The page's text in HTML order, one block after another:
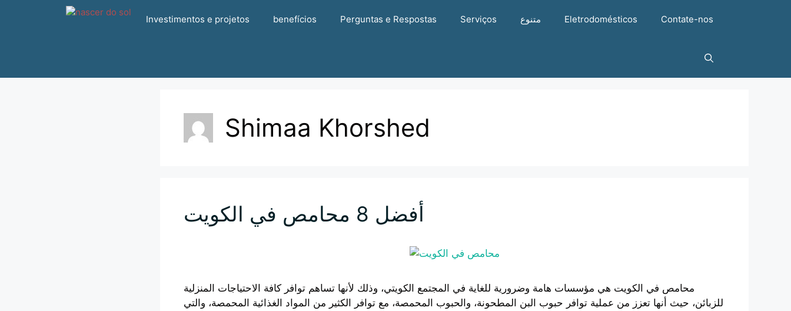
Investimentos e projetos benefícios Perguntas e Respostas Serviços متنوع Eletrodomésticos Contate-nos
Shimaa Khorshed
أفضل 8 محامص في الكويت
محامص في الكويت هي مؤسسات هامة وضرورية للغاية في المجتمع الكويتي، وذلك لأنها تساهم توافر كافة الاحتياجات المنزلية
للزبائن، حيث أنها تعزز من عملية توافر حبوب البن المطحونة، والحبوب المحمصة، مع توافر الكثير من المواد الغذائية المحمصة، والتي